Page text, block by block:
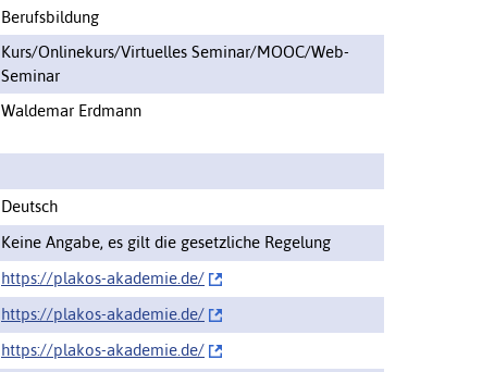
Berufsbildung
Kurs/Onlinekurs/Virtuelles Seminar/MOOC/Web-
Seminar
Waldemar Erdmann
Deutsch
Keine Angabe, es gilt die gesetzliche Regelung
https://plakos-akademie.de/‌
https://plakos-akademie.de/‌
https://plakos-akademie.de/‌